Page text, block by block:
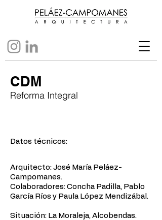
CDM
Reforma Integral
Datos técnicos:
Arquitecto: José María Peláez-
Campomanes.
Colaboradores: Concha Padilla, Pablo
García Ríos y Paula López Mendizábal.
Situación: La Moraleja, Alcobendas. ​